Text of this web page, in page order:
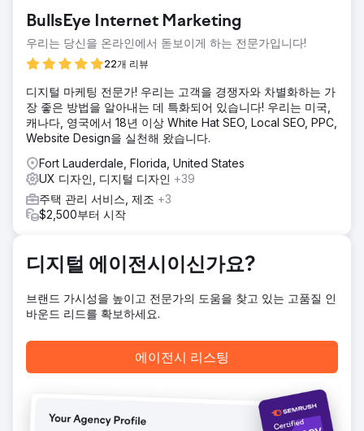
지를 오가야 하는 단절된 사용자 경험을 제공했습니다. 또한
모바일 사용성과 성능을 저해하지 않으면서 더욱 풍부한 시각
적 요소와 상호작용을 구현해야 했습니다.
라운지 리자드는 워크숍/라이브 세션과 주간 점검을 진행한
후, Adobe XD 및 Slickplan과 같은 도구를 사용하여 UX/UI 및
사이트 구조를 재구축했습니다. 데스크톱과 모바일에 최적화
된 맞춤형 애니메이션과 고품질 비디오를 도입하고, Ventrata
예약 시스템을 원활하게 통합하여 구매 과정을 간소화했습니
다.
결과
새롭게 디자인된 웹사이트는 긍정적인 반응과 즉각적인 참여
결과, 웹사이트를 통한 예약 건수가 증가하고, 주요 페이지에
서의 체류 시간이 늘어났으며, 전반적인 페이지 로딩 속도가
에서의 디지털 입지를 강화하는 데 기여했습니다.
에이전시 페이지로 이동
BullsEye Internet Marketing
우리는 당신을 온라인에서 돋보이게 하는 전문가입니다!
22개 리뷰
디지털 마케팅 전문가! 우리는 고객을 경쟁자와 차별화하는 가
장 좋은 방법을 알아내는 데 특화되어 있습니다! 우리는 미국,
캐나다, 영국에서 18년 이상 White Hat SEO, Local SEO, PPC,
Website Design을 실천해 왔습니다.
Fort Lauderdale, Florida, United States
UX 디자인, 디지털 디자인 +39
주택 관리 서비스, 제조 +3
$2,500부터 시작
디지털 에이전시이신가요?
브랜드 가시성을 높이고 전문가의 도움을 찾고 있는 고품질 인
바운드 리드를 확보하세요.
에이전시 리스팅